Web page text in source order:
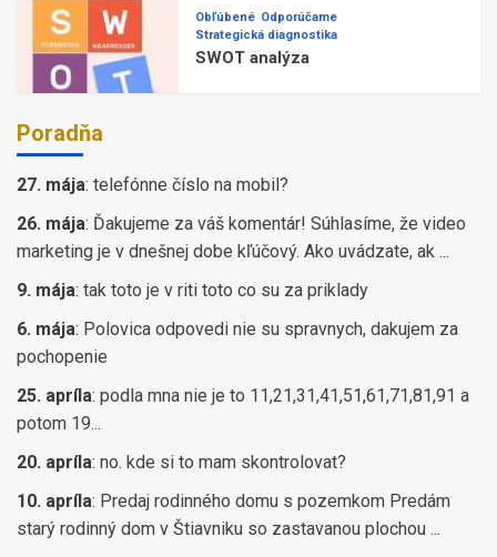
Obľúbené Odporúčame
Strategická diagnostika
SWOT analýza
Poradňa
27. mája: telefónne číslo na mobil?
26. mája: Ďakujeme za váš komentár! Súhlasíme, že video
marketing je v dnešnej dobe kľúčový. Ako uvádzate, ak ...
9. mája: tak toto je v riti toto co su za priklady
6. mája: Polovica odpovedi nie su spravnych, dakujem za
pochopenie
25. apríla: podla mna nie je to 11,21,31,41,51,61,71,81,91 a
potom 19...
20. apríla: no. kde si to mam skontrolovat?
10. apríla: Predaj rodinného domu s pozemkom Predám
starý rodinný dom v Štiavniku so zastavanou plochou ...